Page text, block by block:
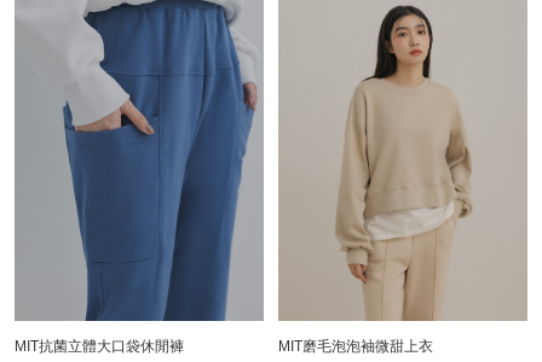
MIT抗菌立體大口袋休閒褲
MIT磨毛泡泡袖微甜上衣